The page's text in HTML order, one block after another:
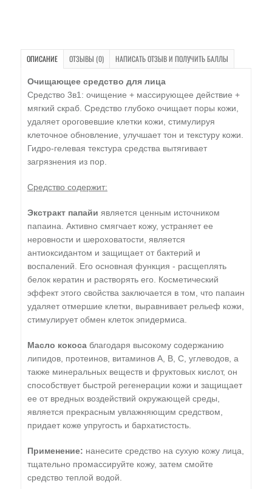
ОПИСАНИЕ ОТЗЫВЫ (0) НАПИСАТЬ ОТЗЫВ И ПОЛУЧИТЬ БАЛЛЫ
Очищающее средство для лица
Средство 3в1: очищение + массирующее действие +
мягкий скраб. Средство глубоко очищает поры кожи,
удаляет ороговевшие клетки кожи, стимулируя
клеточное обновление, улучшает тон и текстуру кожи.
Гидро-гелевая текстура средства вытягивает
загрязнения из пор.
Средство содержит:
Экстракт папайи является ценным источником
папаина. Активно смягчает кожу, устраняет ее
неровности и шероховатости, является
антиоксидантом и защищает от бактерий и
воспалений. Его основная функция - расщеплять
белок кератин и растворять его. Косметический
эффект этого свойства заключается в том, что папаин
удаляет отмершие клетки, выравнивает рельеф кожи,
стимулирует обмен клеток эпидермиса.
Масло кокоса благодаря высокому содержанию
липидов, протеинов, витаминов A, B, C, углеводов, а
также минеральных веществ и фруктовых кислот, он
способствует быстрой регенерации кожи и защищает
ее от вредных воздействий окружающей среды,
является прекрасным увлажняющим средством,
придает коже упругость и бархатистость.
Применение: нанесите средство на сухую кожу лица,
тщательно промассируйте кожу, затем смойте
средство теплой водой.